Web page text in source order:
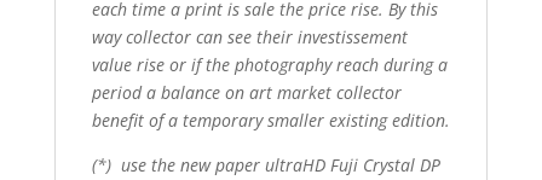
each time a print is sale the price rise. By this
way collector can see their investissement
value rise or if the photography reach during a
period a balance on art market collector
benefit of a temporary smaller existing edition.
(*) use the new paper ultraHD Fuji Crystal DP